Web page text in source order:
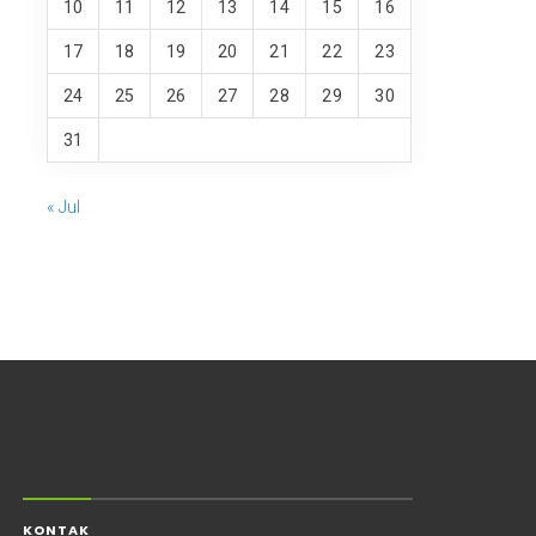
10 11 12 13 14 15 16
17 18 19 20 21 22 23
24 25 26 27 28 29 30
31
« Jul
KONTAK